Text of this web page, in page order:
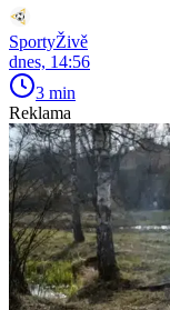
SportyŽivě
dnes, 14:56
3 min
Reklama